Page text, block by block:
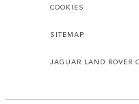
COOKIES
SITEMAP
JAGUAR LAND ROVER